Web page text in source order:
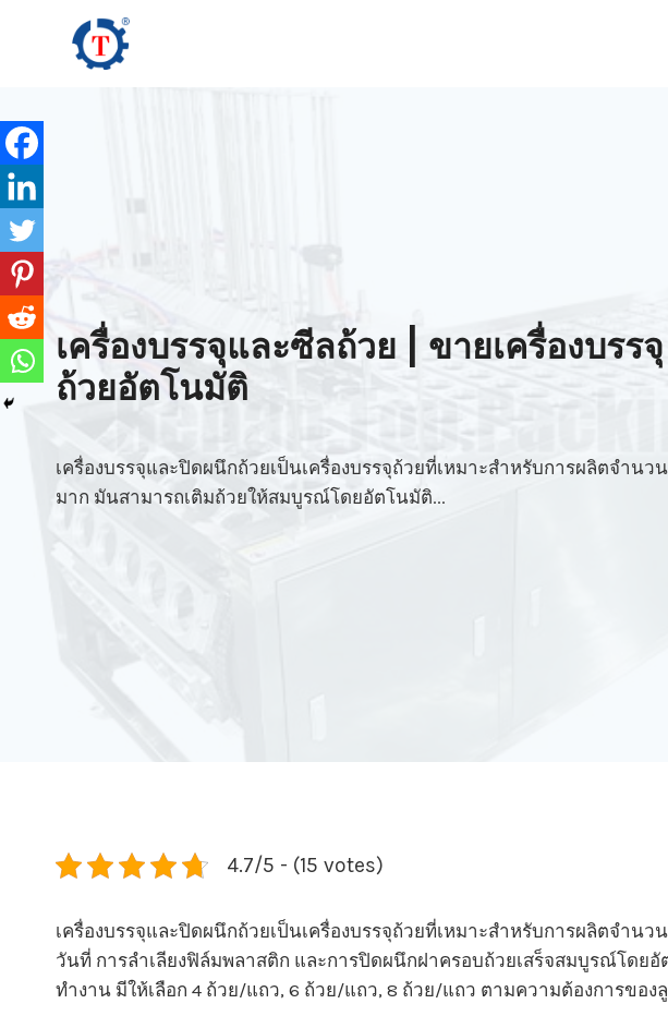
เครื่องบรรจุและซีลถ้วย | ขายเครื่องบรรจุ
ถ้วยอัตโนมัติ
เครื่องบรรจุและปิดผนึกถ้วยเป็นเครื่องบรรจุถ้วยที่เหมาะสำหรับการผลิตจำนวน
มาก มันสามารถเติมถ้วยให้สมบูรณ์โดยอัตโนมัติ...
4.7/5 - (15 votes)
เครื่องบรรจุและปิดผนึกถ้วยเป็นเครื่องบรรจุถ้วยที่เหมาะสำหรับการผลิตจำ
วันที่ การลำเลียงฟิล์มพลาสติก และการปิดผนึกฝาครอบถ้วยเสร็จสมบูรณ์โด
ทำงาน มีให้เลือก 4 ถ้วย/แถว, 6 ถ้วย/แถว, 8 ถ้วย/แถว ตามความต้องการข